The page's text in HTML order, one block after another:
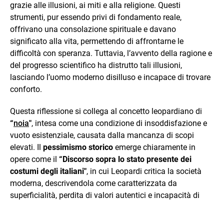
grazie alle illusioni, ai miti e alla religione. Questi
strumenti, pur essendo privi di fondamento reale,
offrivano una consolazione spirituale e davano
significato alla vita, permettendo di affrontarne le
difficoltà con speranza. Tuttavia, l’avvento della ragione e
del progresso scientifico ha distrutto tali illusioni,
lasciando l’uomo moderno disilluso e incapace di trovare
conforto.
Questa riflessione si collega al concetto leopardiano di
“noia", intesa come una condizione di insoddisfazione e
vuoto esistenziale, causata dalla mancanza di scopi
elevati. Il pessimismo storico emerge chiaramente in
opere come il “Discorso sopra lo stato presente dei
costumi degli italiani", in cui Leopardi critica la società
moderna, descrivendola come caratterizzata da
superficialità, perdita di valori autentici e incapacità di